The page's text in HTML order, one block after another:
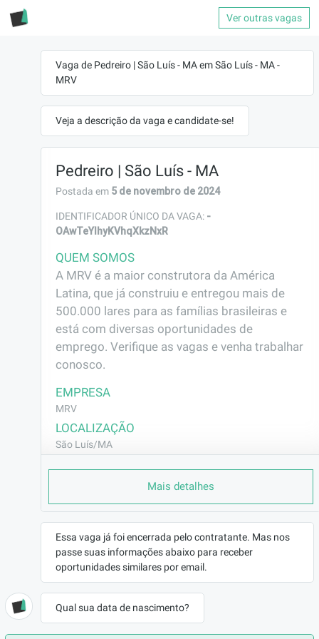
Ver outras vagas
Vaga de Pedreiro | São Luís - MA em São Luís - MA -
MRV
Veja a descrição da vaga e candidate-se!
Pedreiro | São Luís - MA
Postada em 5 de novembro de 2024
IDENTIFICADOR ÚNICO DA VAGA: -
OAwTeYIhyKVhqXkzNxR
QUEM SOMOS
A MRV é a maior construtora da América
Latina, que já construiu e entregou mais de
500.000 lares para as famílias brasileiras e
está com diversas oportunidades de
emprego. Verifique as vagas e venha trabalhar
conosco.
EMPRESA
MRV
LOCALIZAÇÃO
São Luís/MA
CONTRATO
REMUNERAÇÃO
R$2072,40
VAGA AFIRMATIVA
Não
Construção Civil
BENEFÍCIOS
Mais detalhes
Essa vaga já foi encerrada pelo contratante. Mas nos
passe suas informações abaixo para receber
oportunidades similares por email.
Qual sua data de nascimento?